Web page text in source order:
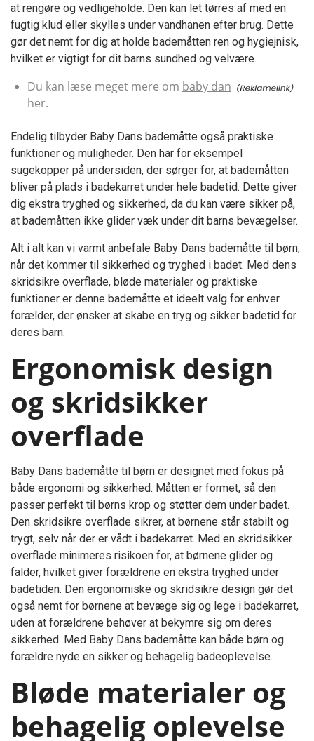
at rengøre og vedligeholde. Den kan let tørres af med en
fugtig klud eller skylles under vandhanen efter brug. Dette
gør det nemt for dig at holde bademåtten ren og hygiejnisk,
hvilket er vigtigt for dit barns sundhed og velvære.
Du kan læse meget mere om baby dan
her.
Endelig tilbyder Baby Dans bademåtte også praktiske
funktioner og muligheder. Den har for eksempel
sugekopper på undersiden, der sørger for, at bademåtten
bliver på plads i badekarret under hele badetid. Dette giver
dig ekstra tryghed og sikkerhed, da du kan være sikker på,
at bademåtten ikke glider væk under dit barns bevægelser.
Alt i alt kan vi varmt anbefale Baby Dans bademåtte til børn,
når det kommer til sikkerhed og tryghed i badet. Med dens
skridsikre overflade, bløde materialer og praktiske
funktioner er denne bademåtte et ideelt valg for enhver
forælder, der ønsker at skabe en tryg og sikker badetid for
deres barn.
Ergonomisk design
og skridsikker
overflade
Baby Dans bademåtte til børn er designet med fokus på
både ergonomi og sikkerhed. Måtten er formet, så den
passer perfekt til børns krop og støtter dem under badet.
Den skridsikre overflade sikrer, at børnene står stabilt og
trygt, selv når der er vådt i badekarret. Med en skridsikker
overflade minimeres risikoen for, at børnene glider og
falder, hvilket giver forældrene en ekstra tryghed under
badetiden. Den ergonomiske og skridsikre design gør det
også nemt for børnene at bevæge sig og lege i badekarret,
uden at forældrene behøver at bekymre sig om deres
sikkerhed. Med Baby Dans bademåtte kan både børn og
forældre nyde en sikker og behagelig badeoplevelse.
Bløde materialer og
behagelig oplevelse